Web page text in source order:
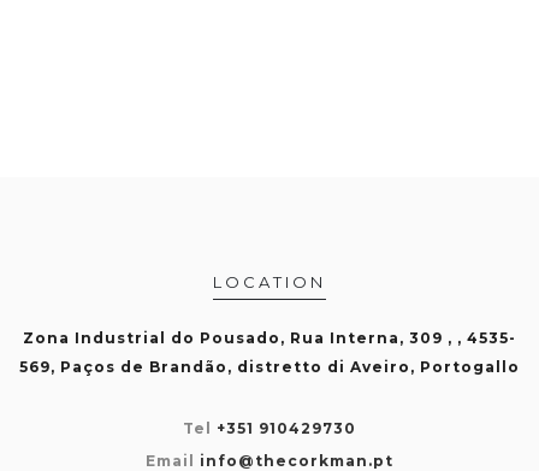
LOCATION
Zona Industrial do Pousado, Rua Interna, 309 , , 4535-
569, Paços de Brandão, distretto di Aveiro, Portogallo
Tel +351 910429730
Email info@thecorkman.pt